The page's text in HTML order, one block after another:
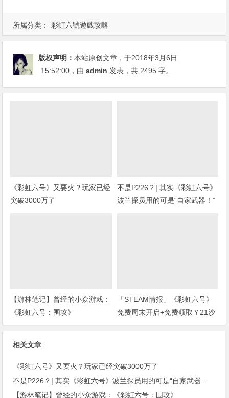
所属分类： 彩虹六號遊戲攻略
版权声明：本站原创文章，于2018年3月6日
15:52:00 ，由admin 发表，共 2495 字。
《彩虹六号》又要火？玩家已经
突破3000万了
不是P226？| 其实《彩虹六号》
波兰探员用的可是“自家武器！”
【游林笔记】曾经的小众游戏：
《彩虹六号：围攻》
「STEAM情报」《彩虹六号》
免费周末开启+免费领取￥21沙
盒扮演游戏+“墓地星露谷”今日
相关文章
《彩虹六号》又要火？玩家已经突破3000万了
【游林笔记】曾经的小众游戏：《彩虹六号：围攻》